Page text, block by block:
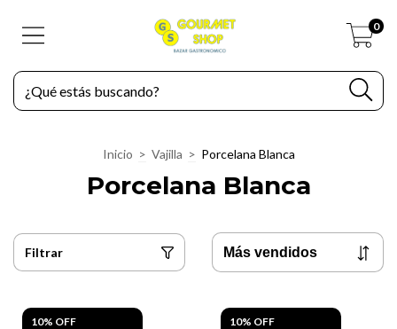
0
Inicio > Vajilla > Porcelana Blanca
Porcelana Blanca
Filtrar
10% OFF 10% OFF